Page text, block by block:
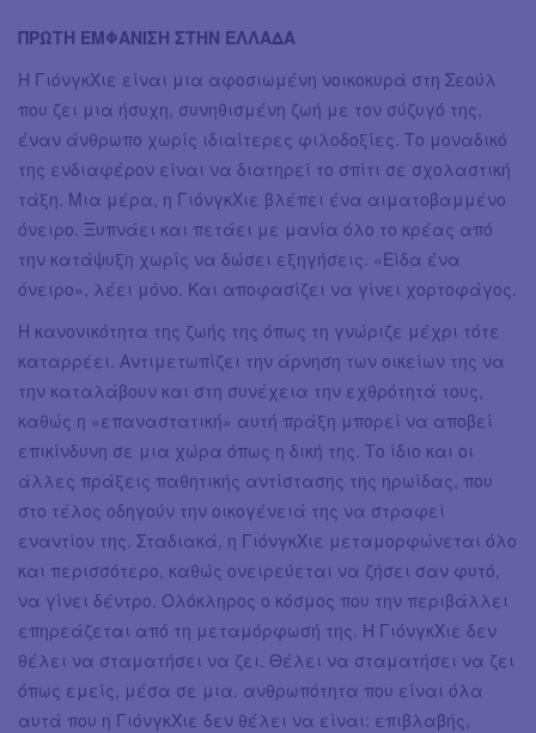
ΠΡΩΤΗ ΕΜΦΑΝΙΣΗ ΣΤΗΝ ΕΛΛΑΔΑ
Η ΓιόνγκΧιε είναι μια αφοσιωμένη νοικοκυρά στη Σεούλ
που ζει μια ήσυχη, συνηθισμένη ζωή με τον σύζυγό της,
έναν άνθρωπο χωρίς ιδιαίτερες φιλοδοξίες. Το μοναδικό
της ενδιαφέρον είναι να διατηρεί το σπίτι σε σχολαστική
τάξη. Μια μέρα, η ΓιόνγκΧιε βλέπει ένα αιματοβαμμένο
όνειρο. Ξυπνάει και πετάει με μανία όλο το κρέας από
την κατάψυξη χωρίς να δώσει εξηγήσεις. «Είδα ένα
όνειρο», λέει μόνο. Και αποφασίζει να γίνει χορτοφάγος.
Η κανονικότητα της ζωής της όπως τη γνώριζε μέχρι τότε
καταρρέει. Αντιμετωπίζει την άρνηση των οικείων της να
την καταλάβουν και στη συνέχεια την εχθρότητά τους,
καθώς η «επαναστατική» αυτή πράξη μπορεί να αποβεί
επικίνδυνη σε μια χώρα όπως η δική της. Το ίδιο και οι
άλλες πράξεις παθητικής αντίστασης της ηρωίδας, που
στο τέλος οδηγούν την οικογένειά της να στραφεί
εναντίον της. Σταδιακά, η ΓιόνγκΧιε μεταμορφώνεται όλο
και περισσότερο, καθώς ονειρεύεται να ζήσει σαν φυτό,
να γίνει δέντρο. Ολόκληρος ο κόσμος που την περιβάλλει
επηρεάζεται από τη μεταμόρφωσή της. Η ΓιόνγκΧιε δεν
θέλει να σταματήσει να ζει. Θέλει να σταματήσει να ζει
όπως εμείς, μέσα σε μια. ανθρωπότητα που είναι όλα
αυτά που η ΓιόνγκΧιε δεν θέλει να είναι: επιβλαβής,